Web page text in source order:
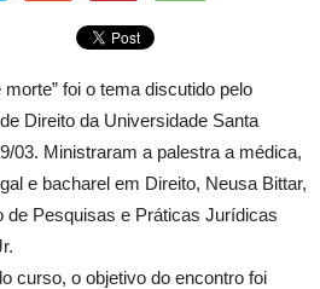
foi o tema discutido pelo
Direito da Universidade Santa
03. Ministraram a palestra a médica,
e bacharel em Direito, Neusa Bittar,
de Pesquisas e Práticas Jurídicas
curso, o objetivo do encontro foi